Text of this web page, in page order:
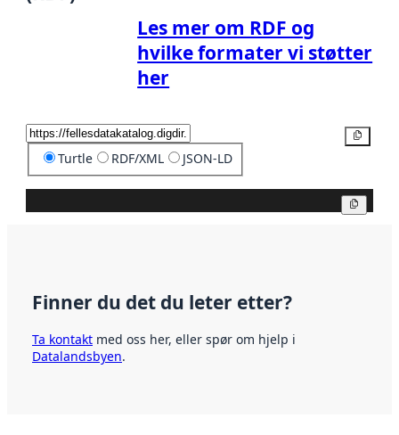
Les mer om RDF og
hvilke formater vi støtter
her
Turtle RDF/XML JSON-LD
Finner du det du leter etter?
Ta kontakt med oss her, eller spør om hjelp i
Datalandsbyen.